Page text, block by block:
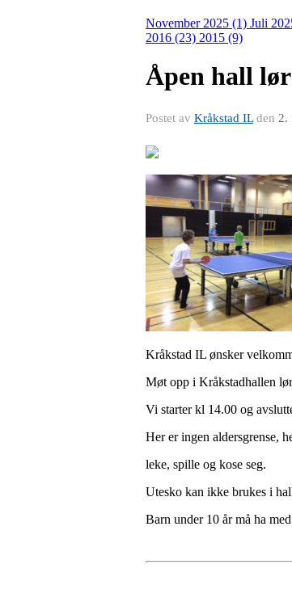
November 2025 (1) Juli
2016 (23) 2015 (9)
Åpen hall
Postet av Kråkstad ILden 2.
Kråkstad IL ønsker
Møt opp i Kråkstadhallen
Vi starter kl 14.00 og
Her er ingen aldersgrense,
leke, spille og kose seg.
Utesko kan ikke brukes i
Barn under 10 år må ha